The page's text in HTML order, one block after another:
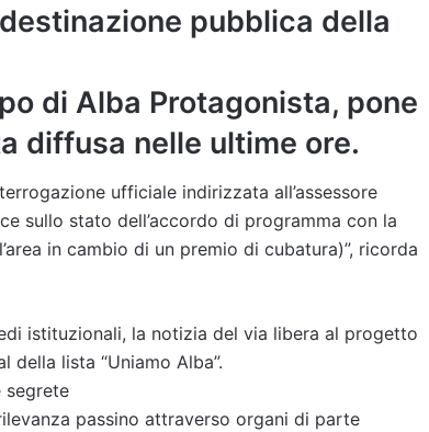
pubblica della
di Alba Protagonista, pone
diffusa nelle ultime ore.
ufficiale indirizzata all’assessore
sullo stato dell’accordo di programma con la
in cambio di un premio di cubatura)”, ricorda
istituzionali, la notizia del via libera al progetto
lista “Uniamo Alba”.
segrete
passino attraverso organi di parte